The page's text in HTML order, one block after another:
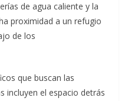
de agua caliente y la
proximidad a un refugio
de los
que buscan las
incluyen el espacio detrás